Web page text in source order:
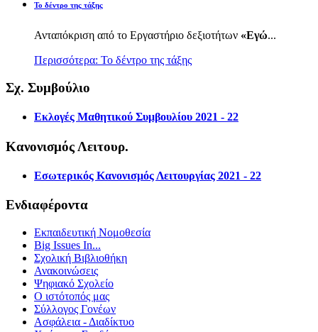
Το δέντρο της τάξης
Ανταπόκριση από το Εργαστήριο δεξιοτήτων «Εγώ...
Περισσότερα: Το δέντρο της τάξης
Σχ. Συμβούλιο
Εκλογές Μαθητικού Συμβουλίου 2021 - 22
Κανονισμός Λειτουρ.
Εσωτερικός Κανονισμός Λειτουργίας 2021 - 22
Ενδιαφέροντα
Εκπαιδευτική Νομοθεσία
Big Issues In...
Σχολική Βιβλιοθήκη
Ανακοινώσεις
Ψηφιακό Σχολείο
Ο ιστότοπός μας
Σύλλογος Γονέων
Ασφάλεια - Διαδίκτυο